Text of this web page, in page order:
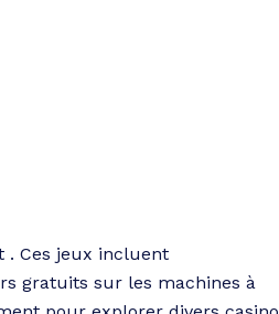
. Ces jeux incluent
gratuits sur les machines à